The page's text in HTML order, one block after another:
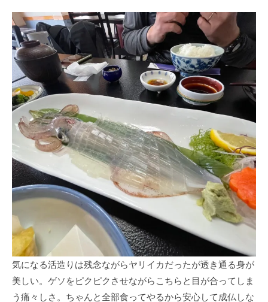
気になる活造りは残念ながらヤリイカだったが透き通る身が
美しい。ゲソをピクピクさせながらこちらと目が合ってしま
う痛々しさ。ちゃんと全部食ってやるから安心して成仏しな